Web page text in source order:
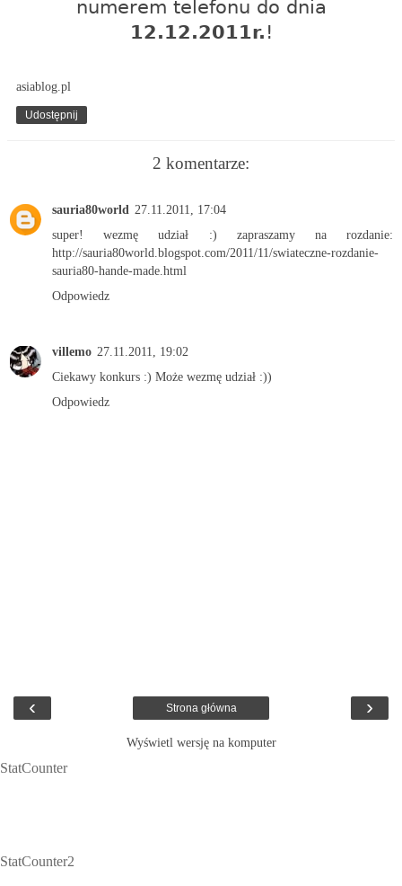
numerem telefonu do dnia
12.12.2011r. !
asiablog.pl
Udostępnij
2 komentarze:
sauria80world 27.11.2011, 17:04
super! wezmę udział :) zapraszamy na rozdanie:
http://sauria80world.blogspot.com/2011/11/swiateczne-rozdanie-
sauria80-hande-made.html
Odpowiedz
villemo 27.11.2011, 19:02
Ciekawy konkurs :) Może wezmę udział :))
Odpowiedz
‹ ›
Strona główna
Wyświetl wersję na komputer
StatCounter
StatCounter2